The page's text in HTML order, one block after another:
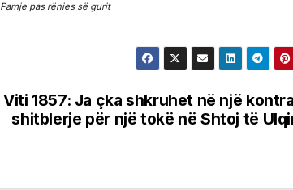
Pamje pas rënies së gurit
Viti 1857: Ja çka shkruhet në një
shitblerje për një tokë në Shtoj të